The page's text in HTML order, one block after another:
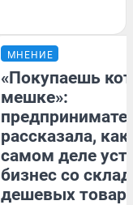
МНЕНИЕ
«Покупаешь
мешке»:
рассказала, как
самом деле
бизнес со
дешевых